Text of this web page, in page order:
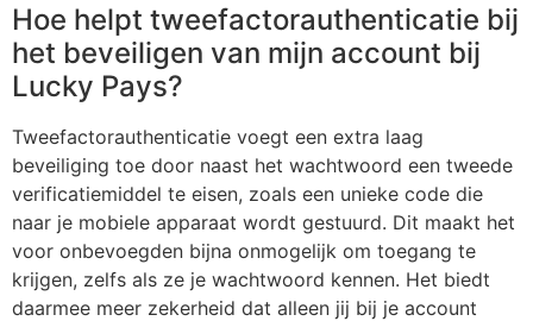
Hoe helpt tweefactorauthenticatie bij
het beveiligen van mijn account bij
Lucky Pays?
Tweefactorauthenticatie voegt een extra laag
beveiliging toe door naast het wachtwoord een tweede
verificatiemiddel te eisen, zoals een unieke code die
naar je mobiele apparaat wordt gestuurd. Dit maakt het
voor onbevoegden bijna onmogelijk om toegang te
krijgen, zelfs als ze je wachtwoord kennen. Het biedt
daarmee meer zekerheid dat alleen jij bij je account